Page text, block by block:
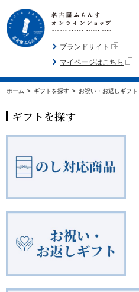
ブランドサイト
マイページはこちら
ホーム > ギフトを探す > お祝い・お返しギフト
ギフトを探す